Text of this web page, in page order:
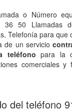
o Número
36 50 Llamadas
Telefonía para que
de un servicio
teléfono para la
comerciales y
del teléfono